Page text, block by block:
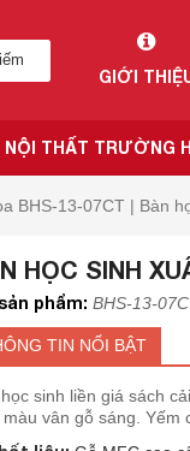
GIỚI
NỘI THẤT TRƯỜNG
BHS-13-07CT | Bàn
HỌC SINH
phẩm: BHS-13-
TIN NỔI BẬT
sinh liền giá sách
vân gỗ sáng. Yếm